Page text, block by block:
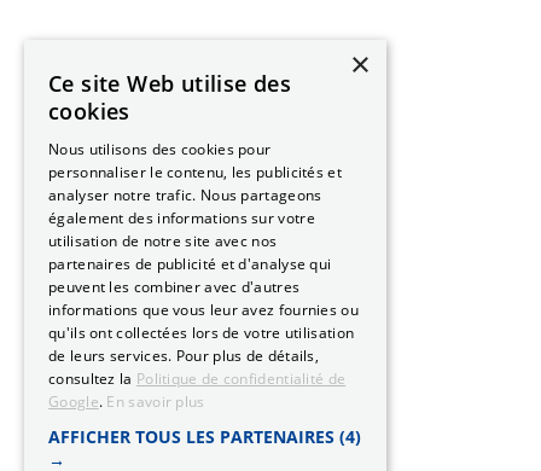
×
Ce site Web utilise des
cookies
Nous utilisons des cookies pour
personnaliser le contenu, les publicités et
analyser notre trafic. Nous partageons
également des informations sur votre
utilisation de notre site avec nos
partenaires de publicité et d'analyse qui
peuvent les combiner avec d'autres
informations que vous leur avez fournies ou
qu'ils ont collectées lors de votre utilisation
de leurs services. Pour plus de détails,
consultez la Politique de confidentialité de
Google. En savoir plus
AFFICHER TOUS LES PARTENAIRES (4)
→